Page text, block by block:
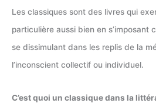
Les classiques sont des livres qui
particulière aussi bien en s’imposant
se dissimulant dans les replis de la
l’inconscient collectif ou individuel.
C’est quoi un classique dans la